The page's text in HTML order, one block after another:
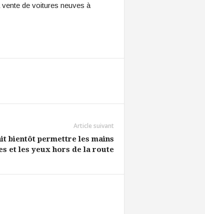
de voitures neuves à
Article suivant
bientôt permettre les mains
et les yeux hors de la route